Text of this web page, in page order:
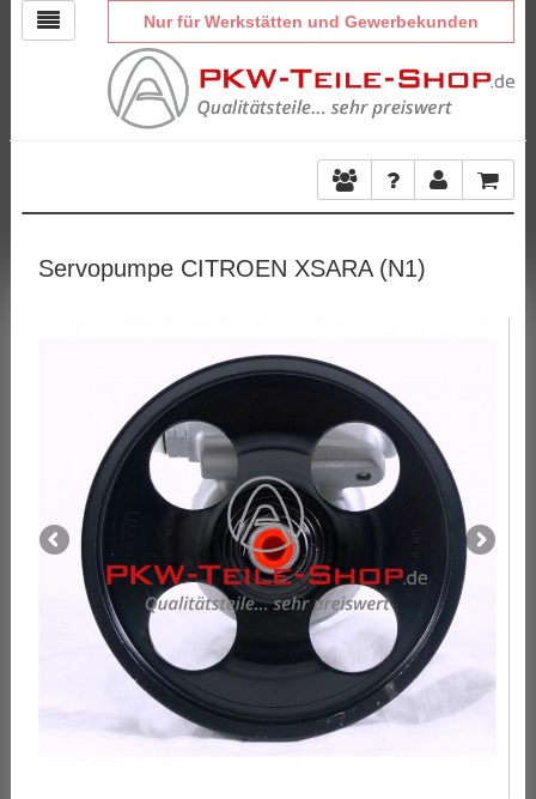
Nur für Werkstätten und Gewerbekunden
Servopumpe CITROEN XSARA (N1)